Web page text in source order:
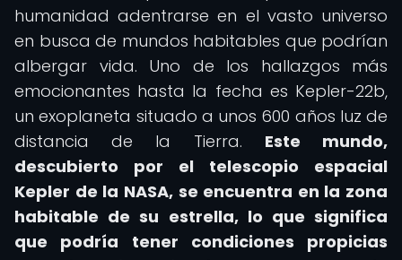
humanidad adentrarse en el vasto universo
en busca de mundos habitables que podrían
albergar vida. Uno de los hallazgos más
emocionantes hasta la fecha es Kepler-22b,
un exoplaneta situado a unos 600 años luz de
distancia de la Tierra. Este mundo,
descubierto por el telescopio espacial
Kepler de la NASA, se encuentra en la zona
habitable de su estrella, lo que significa
que podría tener condiciones propicias